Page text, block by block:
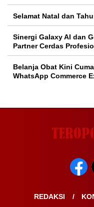
Selamat Natal dan
Sinergi Galaxy AI dan
Partner Cerdas
Belanja Obat Kini
WhatsApp Commerce
REDAKSI